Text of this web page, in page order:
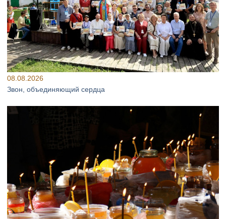
08.08.2026
Звон, объединяющий сердца